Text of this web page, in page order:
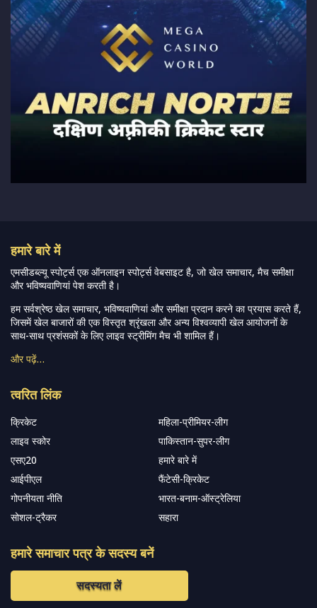
हमारे बारे में
एमसीडब्ल्यू स्पोर्ट्स एक ऑनलाइन स्पोर्ट्स वेबसाइट है, जो खेल समाचार, मैच समीक्षा
और भविष्यवाणियां पेश करती है।
हम सर्वश्रेष्ठ खेल समाचार, भविष्यवाणियां और समीक्षा प्रदान करने का प्रयास करते हैं,
जिसमें खेल बाजारों की एक विस्तृत श्रृंखला और अन्य विश्वव्यापी खेल आयोजनों के
साथ-साथ प्रशंसकों के लिए लाइव स्ट्रीमिंग मैच भी शामिल हैं।
और पढ़ें…
त्वरित लिंक
क्रिकेट
महिला-प्रीमियर-लीग
लाइव स्कोर
पाकिस्तान-सुपर-लीग
एसए20
हमारे बारे में
आईपीएल
फैंटेसी-क्रिकेट
गोपनीयता नीति
भारत-बनाम-ऑस्ट्रेलिया
सोशल-ट्रैकर
सहारा
हमारे समाचार पत्र के सदस्य बनें
सदस्यता लें